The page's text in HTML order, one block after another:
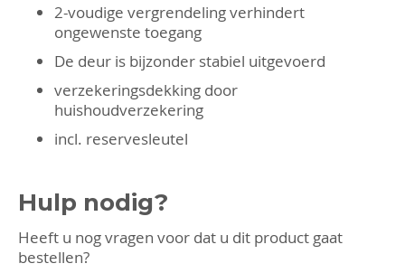
2-voudige vergrendeling verhindert
ongewenste toegang
De deur is bijzonder stabiel uitgevoerd
verzekeringsdekking door
huishoudverzekering
incl. reservesleutel
Hulp nodig?
Heeft u nog vragen voor dat u dit product gaat
bestellen?